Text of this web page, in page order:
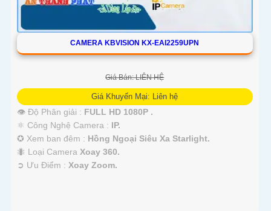
CAMERA KBVISION KX-EAI2259UPN
Giá Bán: LIÊN HỆ
Giá Khuyến Mại: Liên hệ
👁 Độ Phân giải : FULL HD 1080P .
⚛️ Công Nghệ Camera : IP.
✪ Xem ban đêm : Hồng Ngoại Siêu Xa Starlight.
🐜 Loại Camera Xoay 360.
️➲ Ưu Điểm : Xoay Zoom.